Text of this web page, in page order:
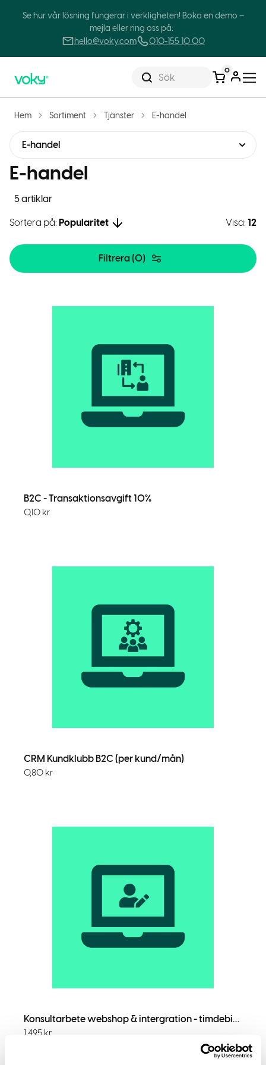
Se hur vår lösning fungerar i verkligheten! Boka en demo –
mejla eller ring oss på:
hello@voky.com
010-155 10 00
Sök
0
Hem Sortiment Tjänster E-handel
E-handel
5 artiklar
E-handel
Sortera på: Popularitet Visa: 12
Filtrera (0)
B2C - Transaktionsavgift 10%
0,10 kr
CRM Kundklubb B2C (per kund/mån)
0,80 kr
Konsultarbete webshop & intergration - timdebitering
1 495kr